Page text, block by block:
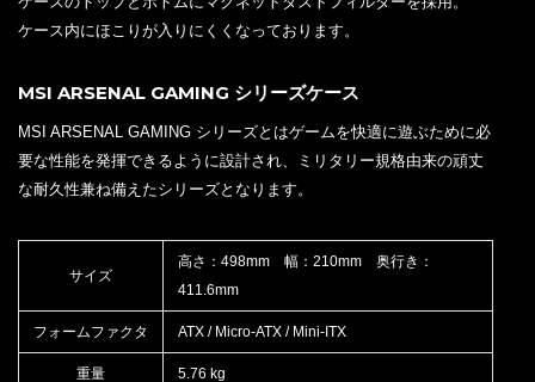
ケース内にほこりが入りにくくなっております。
MSI ARSENAL GAMING シリーズケース
MSI ARSENAL GAMING シリーズとはゲームを快適に遊ぶために必
要な性能を発揮できるように設計され、ミリタリー規格由来の頑丈
な耐久性兼ね備えたシリーズとなります。
サイズ
高さ：498mm 幅：210mm 奥行き：
411.6mm
フォームファクタ ATX / Micro-ATX / Mini-ITX
重量 5.76 kg